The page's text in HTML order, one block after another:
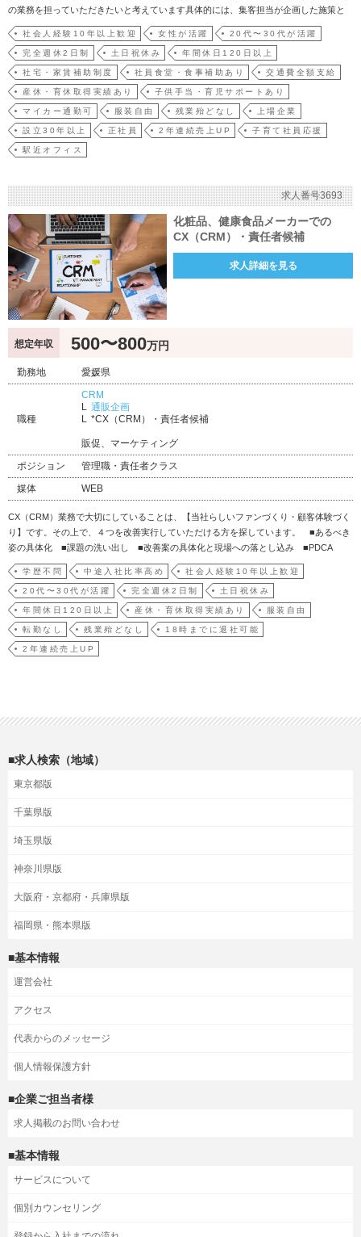
の業務を担っていただきたいと考えています具体的には、集客担当が企画した施策と
連携して、通販を利用するお客様との効果的なコミュニケーションの設計・実施・検
証に取り組みます。たとえば、「お客様との接点を整理した、カスタマージャーニー
の設計」「コミュニケ…
社会人経験10年以上歓迎 女性が活躍 20代〜30代が活躍
完全週休2日制 土日祝休み 年間休日120日以上
社宅・家賃補助制度 社員食堂・食事補助あり 交通費全額支給
産休・育休取得実績あり 子供手当・育児サポートあり
マイカー通勤可 服装自由 残業殆どなし 上場企業
設立30年以上 正社員 2年連続売上UP 子育て社員応援
駅近オフィス
求人番号3693
化粧品、健康食品メーカーでの
CX（CRM）・責任者候補
求人詳細を見る
想定年収 500〜800万円
勤務地 愛媛県
職種
CRM
通販企画
*CX（CRM）・責任者候補
販促、マーケティング
ポジション
管理職・責任者クラス
媒体
WEB
CX（CRM）業務で大切にしていることは、【当社らしいファンづくり・顧客体験づく
り】です。その上で、４つを改善実行していただける方を探しています。 ■あるべき
姿の具体化 ■課題の洗い出し ■改善案の具体化と現場への落とし込み ■PDCA
学歴不問 中途入社比率高め 社会人経験10年以上歓迎
20代〜30代が活躍 完全週休2日制 土日祝休み
年間休日120日以上 産休・育休取得実績あり 服装自由
転勤なし 残業殆どなし 18時までに退社可能
2年連続売上UP
■求人検索（地域）
東京都版
千葉県版
埼玉県版
神奈川県版
大阪府・京都府・兵庫県版
福岡県・熊本県版
■基本情報
運営会社
アクセス
代表からのメッセージ
個人情報保護方針
■企業ご担当者様
求人掲載のお問い合わせ
■基本情報
サービスについて
個別カウンセリング